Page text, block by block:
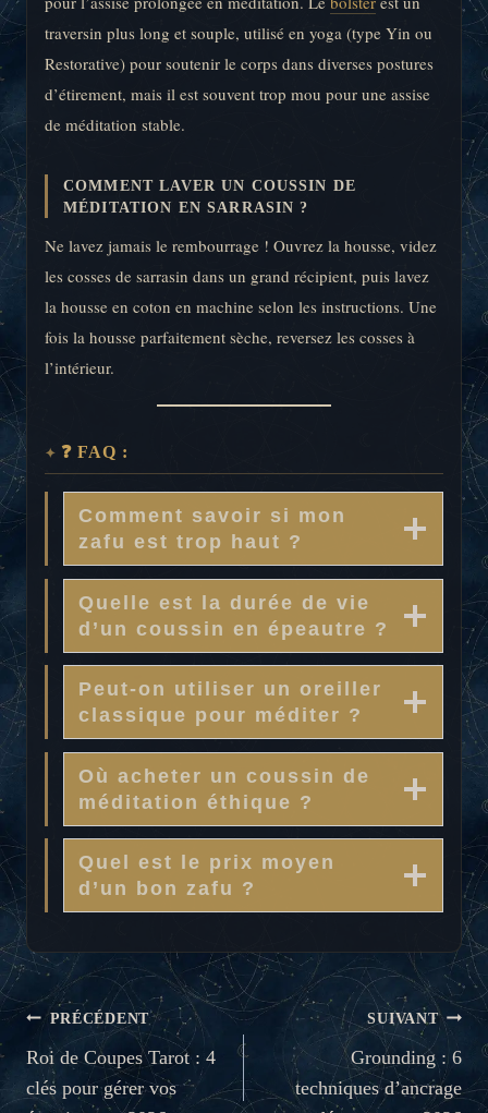
traversin plus long et souple, utilisé en yoga (type Yin ou
Restorative) pour soutenir le corps dans diverses postures
d’étirement, mais il est souvent trop mou pour une assise
de méditation stable.
COMMENT LAVER UN COUSSIN DE
MÉDITATION EN SARRASIN ?
Ne lavez jamais le rembourrage ! Ouvrez la housse, videz
les cosses de sarrasin dans un grand récipient, puis lavez
la housse en coton en machine selon les instructions. Une
fois la housse parfaitement sèche, reversez les cosses à
l’intérieur.
❓ FAQ :
Comment savoir si mon
zafu est trop haut ?
Quelle est la durée de vie
d’un coussin en épeautre ?
Peut-on utiliser un oreiller
classique pour méditer ?
Où acheter un coussin de
méditation éthique ?
Quel est le prix moyen
d’un bon zafu ?
NAVIGATION
DE
L’ARTICLE
PRÉCÉDENT
Roi de Coupes Tarot : 4
clés pour gérer vos
SUIVANT
Grounding : 6
techniques d’ancrage